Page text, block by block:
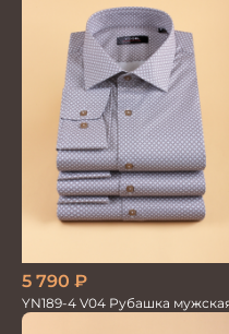
5 790 ₽
YN189-4 V04 Рубашка